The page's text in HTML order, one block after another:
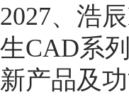
2027、浩
生CAD系
新产品及